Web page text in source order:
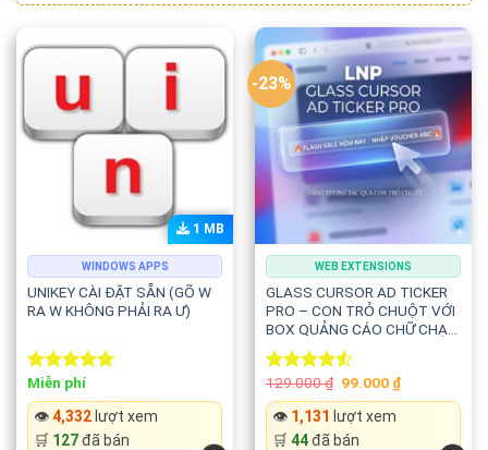
WINDOWS APPS
1 MB
UNIKEY CÀI ĐẶT SẴN (GÕ W
RA W KHÔNG PHẢI RA Ư)
Rated5.00
out of 5
Miễn phí
👁️4,332lượt xem
🛒 127đã bán
-23%
WEB EXTENSIONS
GLASS CURSOR AD TICKER
PRO – CON TRỎ CHUỘT VỚI
BOX QUẢNG CÁO CHỮ CHẠY
THEO
Rated
4.50out
of 5
129.000₫ Original
was:
129.000 ₫.
99.000 ₫Current
price
👁️ 1,131 lượt xem
🛒 44đã bán